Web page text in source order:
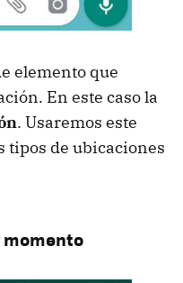
elemento que
En este caso la
. Usaremos este
tipos de ubicaciones
momento